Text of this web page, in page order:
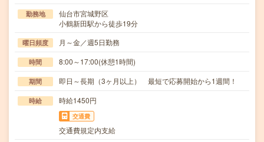
勤務地
仙台市宮城野区
小鶴新田駅から徒歩19分
曜日頻度 月～金／週5日勤務
時間 8:00～17:00(休憩1時間)
期間 即日～長期（3ヶ月以上） 最短で応募開始から1週間！
時給 時給1450円
交通費
交通費規定内支給